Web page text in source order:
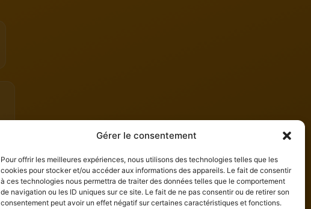
Gérer le consentement
Pour offrir les meilleures expériences, nous utilisons des technologies telles que les
cookies pour stocker et/ou accéder aux informations des appareils. Le fait de consentir
à ces technologies nous permettra de traiter des données telles que le comportement
de navigation ou les ID uniques sur ce site. Le fait de ne pas consentir ou de retirer son
consentement peut avoir un effet négatif sur certaines caractéristiques et fonctions.